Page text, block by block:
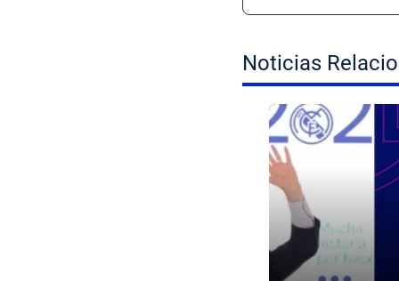
Noticias